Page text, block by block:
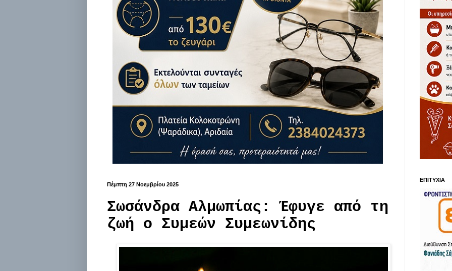
Πέμπτη 27 Νοεμβρίου 2025
Σωσάνδρα Αλμωπίας: Έφυγε από τη
ζωή ο Συμεών Συμεωνίδης
ΕΠΙΤΥΧΙΑ